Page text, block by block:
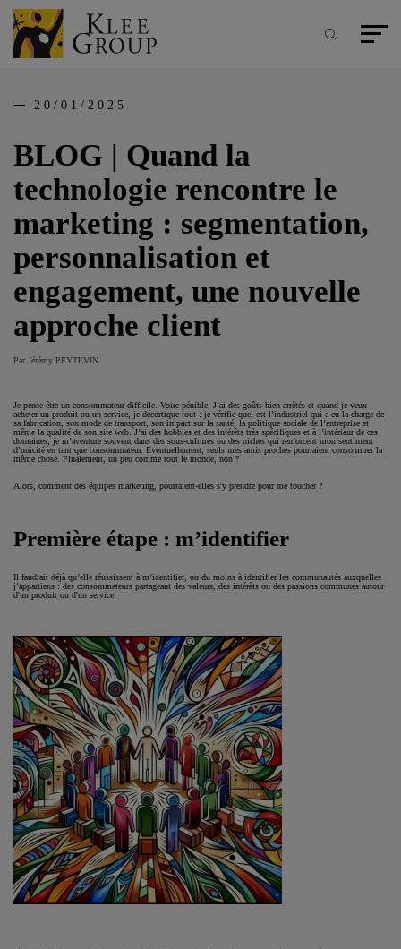
Aller
au
contenu
principal
Recherche
Menu
BLOG | Quand la
technologie rencontre le
marketing : segmentation,
personnalisation et
engagement, une nouvelle
approche client
20/01/2025
Par Jérémy PEYTEVIN
Je pense être un consommateur difficile. Voire pénible. J’ai des goûts bien arrêtés et quand je veux
acheter un produit ou un service, je décortique tout : je vérifie quel est l’industriel qui a eu la charge de
sa fabrication, son mode de transport, son impact sur la santé, la politique sociale de l’entreprise et
même la qualité de son site web. J’ai des hobbies et des intérêts très spécifiques et à l’intérieur de ces
domaines, je m’aventure souvent dans des sous-cultures ou des niches qui renforcent mon sentiment
d’unicité en tant que consommateur. Eventuellement, seuls mes amis proches pourraient consommer la
même chose. Finalement, un peu comme tout le monde, non ?
Alors, comment des équipes marketing, pourraient-elles s'y prendre pour me toucher ?
Première étape : m’identifier
Il faudrait déjà qu’elle réussissent à m’identifier, ou du moins à identifier les communautés auxquelles
j’appartiens : des consommateurs partageant des valeurs, des intérêts ou des passions communes autour
d'un produit ou d'un service.